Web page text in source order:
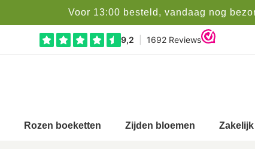
Voor 13:00 besteld, vandaag nog
Rozen boeketten Zijden bloemen